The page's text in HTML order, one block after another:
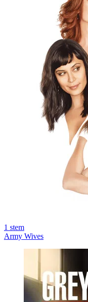
1 stem
Army Wives